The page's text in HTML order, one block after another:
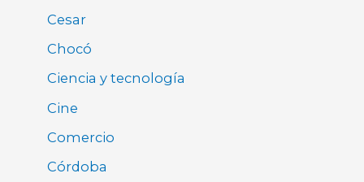
Cesar
Chocó
Ciencia y tecnología
Cine
Comercio
Córdoba